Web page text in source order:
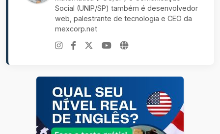
Social (UNIP/SP) também é desenvolvedor
web, palestrante de tecnologia e CEO da
mexcorp.net